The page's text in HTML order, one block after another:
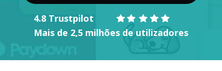
4.8 Trustpilot
Mais de 2,5 milhões de utilizadores